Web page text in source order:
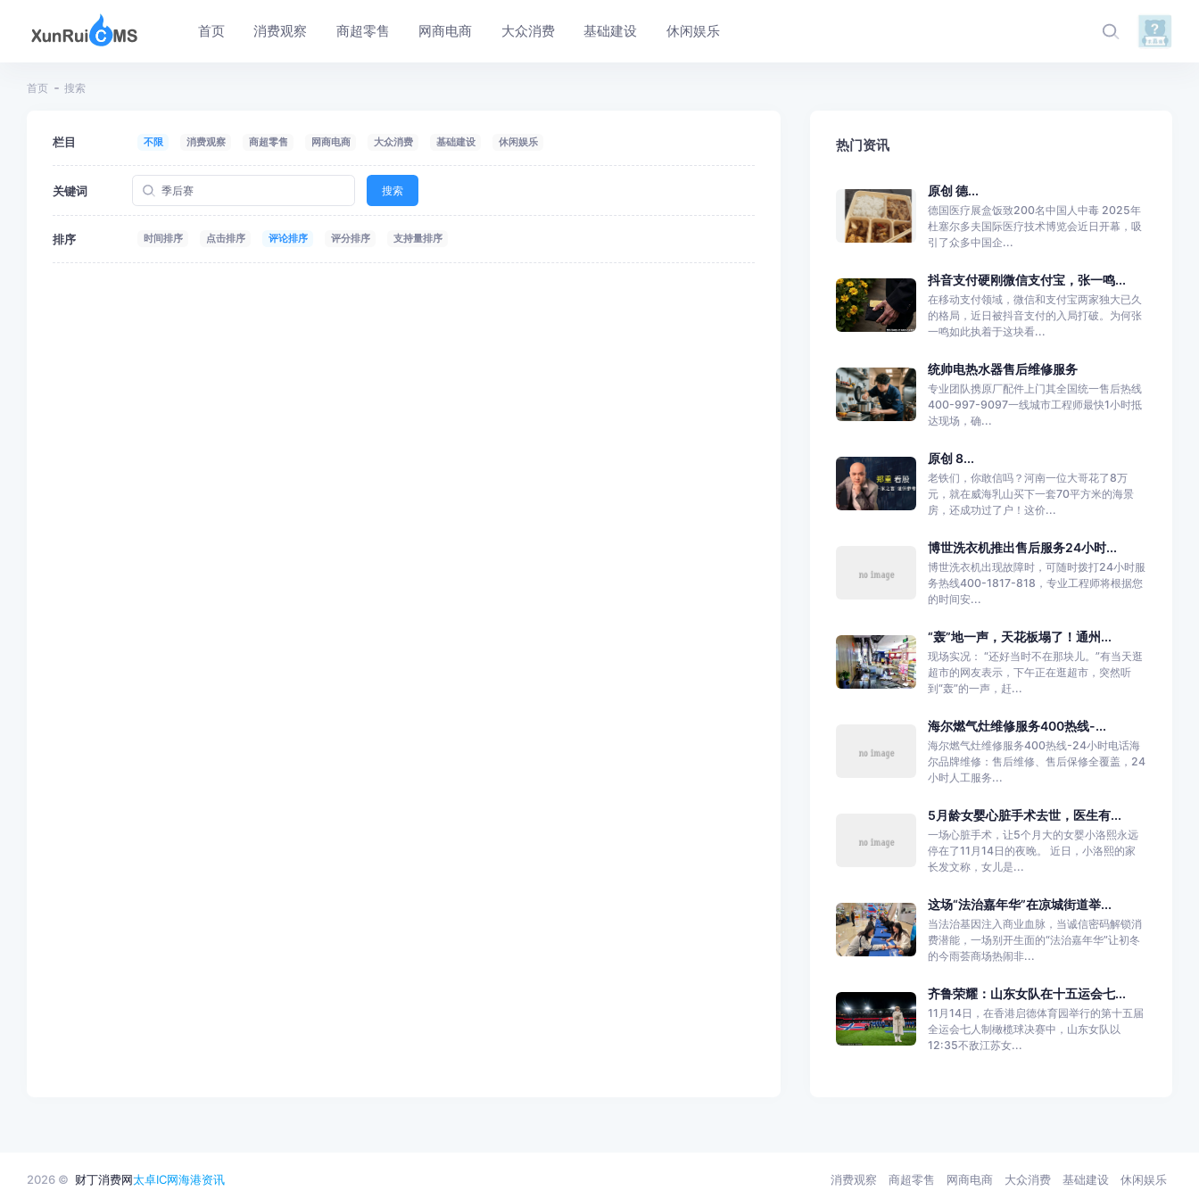
首页 消费观察 商超零售 网商电商 大众消费 基础建设 休闲娱乐
首页 搜索
栏目 不限 消费观察 商超零售 网商电商 大众消费 基础建设 休闲娱乐
关键词 搜索
排序 时间排序 点击排序 评论排序 评分排序 支持量排序
热门资讯
原创 德...
德国医疗展盒饭致200名中国人中毒 2025年
杜塞尔多夫国际医疗技术博览会近日开幕，吸
引了众多中国企...
抖音支付硬刚微信支付宝，张一鸣...
在移动支付领域，微信和支付宝两家独大已久
的格局，近日被抖音支付的入局打破。为何张
一鸣如此执着于这块看...
统帅电热水器售后维修服务
专业团队携原厂配件上门其全国统一售后热线
400-997-9097一线城市工程师最快1小时抵
达现场，确...
原创 8...
老铁们，你敢信吗？河南一位大哥花了8万
元，就在威海乳山买下一套70平方米的海景
房，还成功过了户！这价...
博世洗衣机推出售后服务24小时...
博世洗衣机出现故障时，可随时拨打24小时服
务热线400-1817-818，专业工程师将根据您
的时间安...
“轰”地一声，天花板塌了！通州...
现场实况： “还好当时不在那块儿。”有当天逛
超市的网友表示，下午正在逛超市，突然听
到“轰”的一声，赶...
海尔燃气灶维修服务400热线-...
海尔燃气灶维修服务400热线-24小时电话海
尔品牌维修：售后维修、售后保修全覆盖，24
小时人工服务...
5月龄女婴心脏手术去世，医生有...
一场心脏手术，让5个月大的女婴小洛熙永远
停在了11月14日的夜晚。 近日，小洛熙的家
长发文称，女儿是...
这场“法治嘉年华”在凉城街道举...
当法治基因注入商业血脉，当诚信密码解锁消
费潜能，一场别开生面的“法治嘉年华”让初冬
的今雨荟商场热闹非...
齐鲁荣耀：山东女队在十五运会七...
11月14日，在香港启德体育园举行的第十五届
全运会七人制橄榄球决赛中，山东女队以
12:35不敌江苏女...
2026 © 财丁消费网太卓IC网海港资讯 消费观察 商超零售 网商电商 大众消费 基础建设 休闲娱乐